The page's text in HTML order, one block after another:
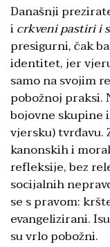
Današnji
icrkveni pastiri i
presigurni, čak
identitet, jer
samo na svojim
pobožnoj praksi.
bojovne skupine
vjersku) tvrđavu.
kanonskih i
refleksije, bez
socijalnih
se s pravom:
evangelizirani.
su vrlo pobožni.